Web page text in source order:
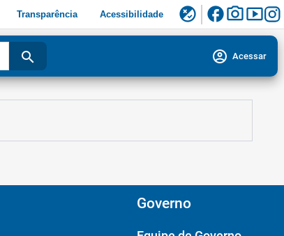
Transparência Acessibilidade flaky facebookphoto_camerasmart_display
search account_circle Acessar
Governo